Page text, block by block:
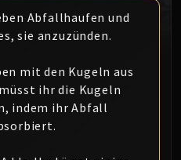
Emperor
Ta'yak
Mel'jarak
Abfallhaufen und
sie anzuzünden.
mit den Kugeln aus
ihr die Kugeln
indem ihr Abfall